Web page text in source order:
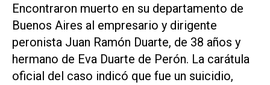
Encontraron muerto en su departamento de
Buenos Aires al empresario y dirigente
peronista Juan Ramón Duarte, de 38 años y
hermano de Eva Duarte de Perón. La carátula
oficial del caso indicó que fue un suicidio,